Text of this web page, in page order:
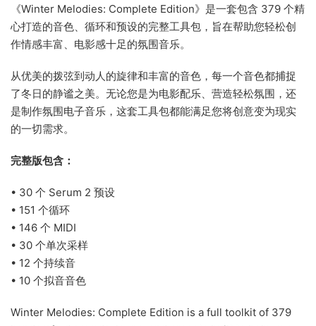
《Winter Melodies: Complete Edition》是一套包含 379 个精
心打造的音色、循环和预设的完整工具包，旨在帮助您轻松创
作情感丰富、电影感十足的氛围音乐。
从优美的拨弦到动人的旋律和丰富的音色，每一个音色都捕捉
了冬日的静谧之美。无论您是为电影配乐、营造轻松氛围，还
是制作氛围电子音乐，这套工具包都能满足您将创意变为现实
的一切需求。
完整版包含：
• 30 个 Serum 2 预设
• 151 个循环
• 146 个 MIDI
• 30 个单次采样
• 12 个持续音
• 10 个拟音音色
Winter Melodies: Complete Edition is a full toolkit of 379